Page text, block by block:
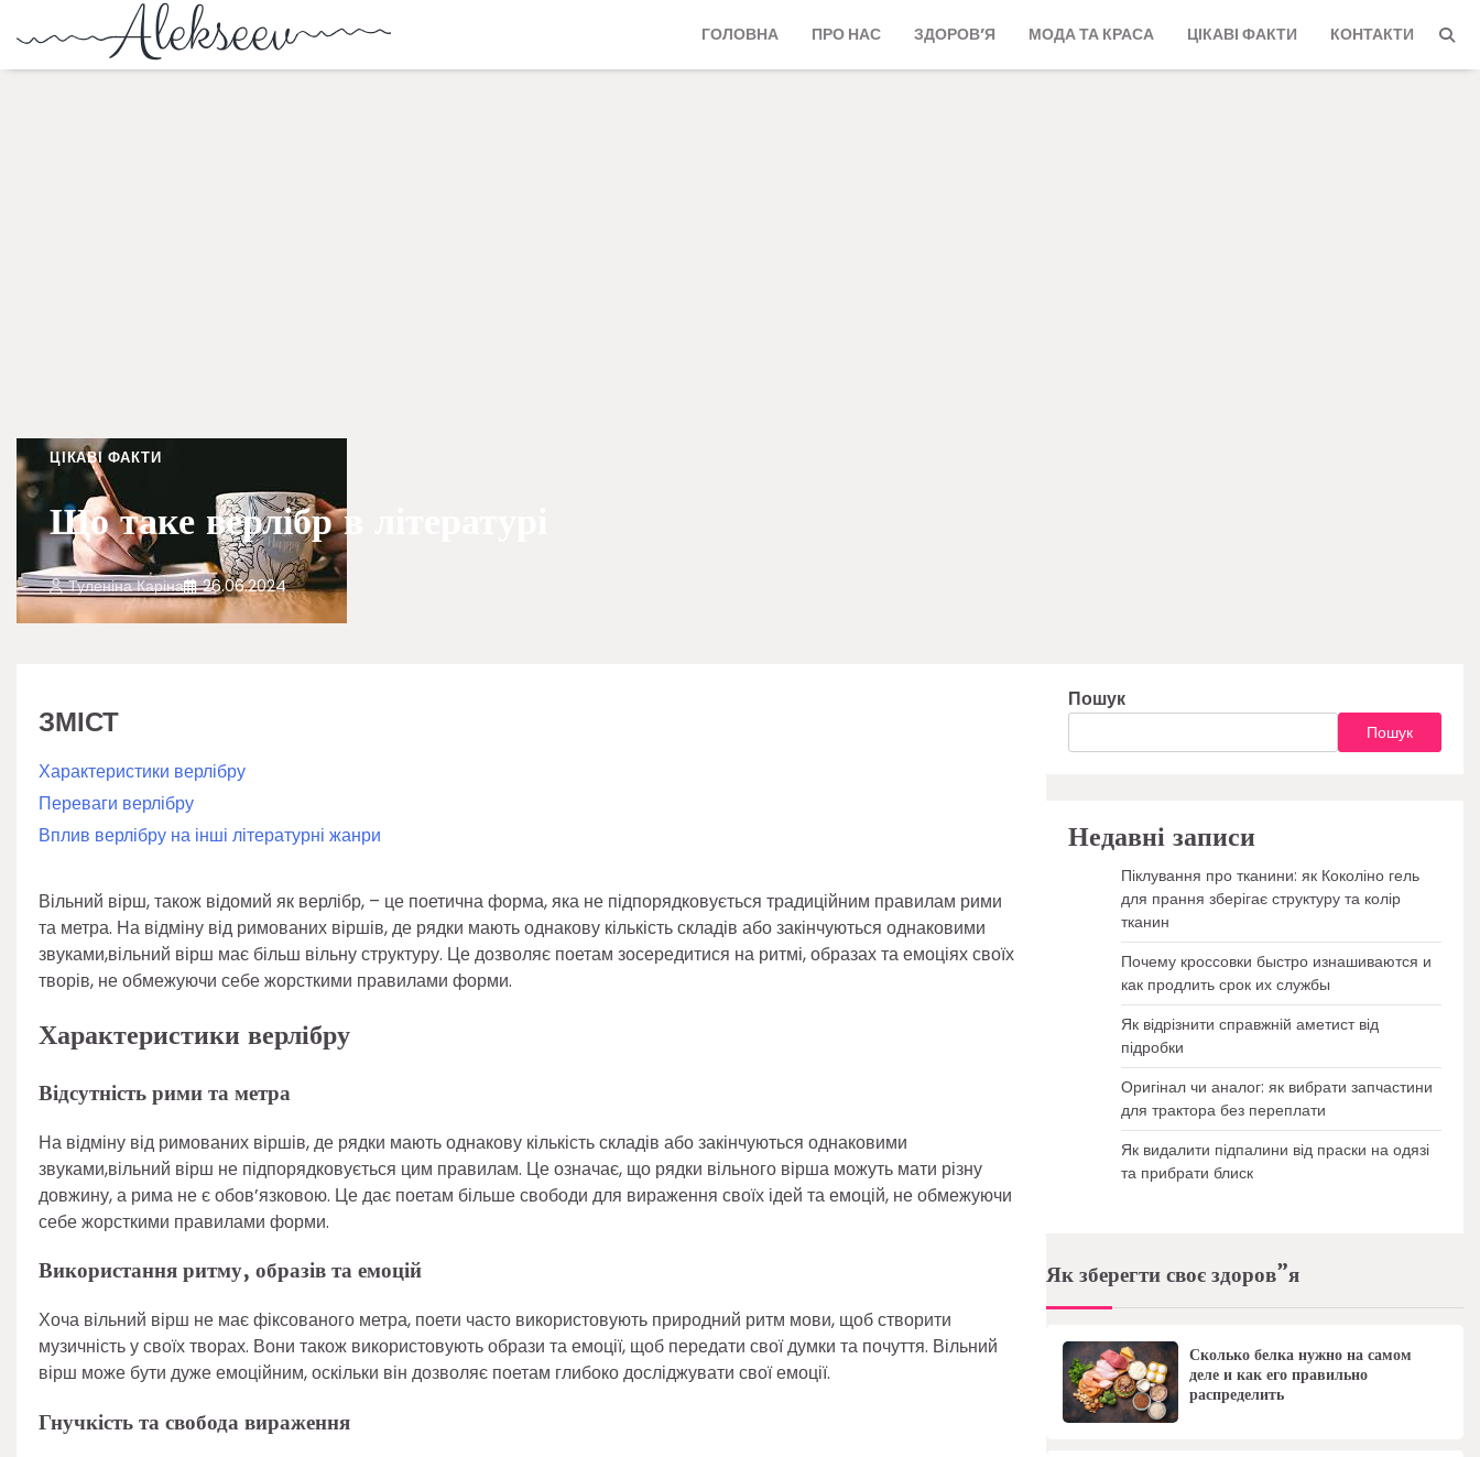
ГОЛОВНА ПРО НАС ЗДОРОВ’Я МОДА ТА КРАСА ЦІКАВІ ФАКТИ КОНТАКТИ
ЦІКАВІ ФАКТИ
Що таке верлібр в літературі
Туленіна Каріна 26.06.2024
ЗМІСТ
Характеристики верлібру
Переваги верлібру
Вплив верлібру на інші літературні жанри
Вільний вірш, також відомий як верлібр, – це поетична форма, яка не підпорядковується традиційним правилам рими
та метра. На відміну від римованих віршів, де рядки мають однакову кількість складів або закінчуються однаковими
звуками,вільний вірш має більш вільну структуру. Це дозволяє поетам зосередитися на ритмі, образах та емоціях своїх
творів, не обмежуючи себе жорсткими правилами форми.
Характеристики верлібру
Відсутність рими та метра
На відміну від римованих віршів, де рядки мають однакову кількість складів або закінчуються однаковими
звуками,вільний вірш не підпорядковується цим правилам. Це означає, що рядки вільного вірша можуть мати різну
довжину, а рима не є обов’язковою. Це дає поетам більше свободи для вираження своїх ідей та емоцій, не обмежуючи
себе жорсткими правилами форми.
Використання ритму, образів та емоцій
Хоча вільний вірш не має фіксованого метра, поети часто використовують природний ритм мови, щоб створити
музичність у своїх творах. Вони також використовують образи та емоції, щоб передати свої думки та почуття. Вільний
вірш може бути дуже емоційним, оскільки він дозволяє поетам глибоко досліджувати свої емоції.
Гнучкість та свобода вираження
Пошук
Пошук
Недавні записи
Піклування про тканини: як Коколіно гель
для прання зберігає структуру та колір
тканин
Почему кроссовки быстро изнашиваются и
как продлить срок их службы
Як відрізнити справжній аметист від
підробки
Оригінал чи аналог: як вибрати запчастини
для трактора без переплати
Як видалити підпалини від праски на одязі
та прибрати блиск
Як зберегти своє здоров”я
Сколько белка нужно на самом
деле и как его правильно
распределить